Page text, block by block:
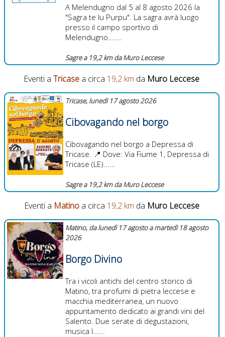
A Melendugno dal 5 al 8 agosto 2026 la
"Sagra te lu Purpu". La sagra avrà luogo
presso il campo sportivo di
Melendugno.......
Sagre a 19,2 km da Muro Leccese
Eventi aTricase a circa 19,2 km da Muro Leccese
Tricase, lunedì 17 agosto 2026
Cibovagando nel borgo
Cibovagando nel borgo a Depressa di
Tricase. 📍 Dove: Via Fiume 1, Depressa di
Tricase (LE)......
Sagre a 19,2 km da Muro Leccese
Eventi a Matinoa circa 19,2 km da Muro Leccese
Matino, da lunedì 17 agosto a martedì 18 agosto
2026
Borgo Divino
Tra i vicoli antichi del centro storico di
Matino, tra profumi di pietra leccese e
macchia mediterranea, un nuovo
appuntamento dedicato ai grandi vini del
Salento. Due serate di degustazioni,
musica l......